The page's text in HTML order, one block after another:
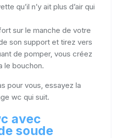
qu’il n’y ait plus d’air qui
sur le manche de votre
son support et tirez vers
de pomper, vous créez
le bouchon.
pour vous, essayez la
wc qui suit.
avec
soude